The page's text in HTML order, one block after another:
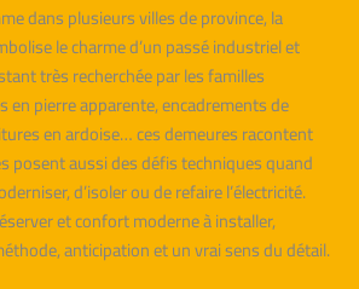
dans plusieurs villes de province, la
le charme d’un passé industriel et
très recherchée par les familles
en pierre apparente, encadrements de
en ardoise… ces demeures racontent
posent aussi des défis techniques quand
d’isoler ou de refaire l’électricité.
et confort moderne à installer,
anticipation et un vrai sens du détail.